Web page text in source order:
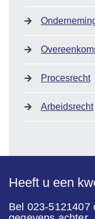
Procesrecht
Arbeidsrecht
Heeft u een
Bel 023-5121407